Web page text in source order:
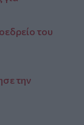
του
την